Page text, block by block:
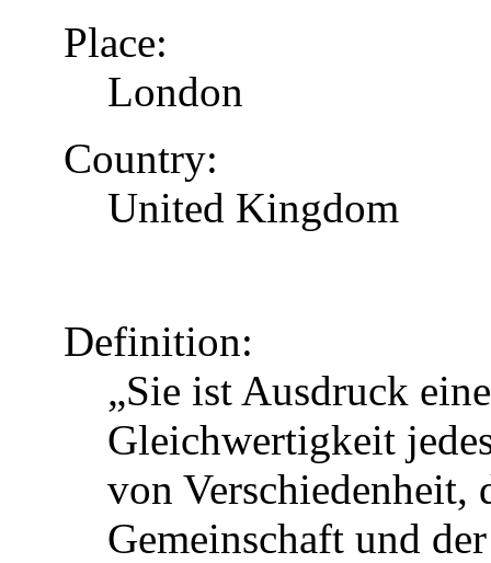
Place:
London
Country:
United Kingdom
Definition:
„Sie ist Ausdruck
Gleichwertigkeit
von Verschiedenheit,
Gemeinschaft und